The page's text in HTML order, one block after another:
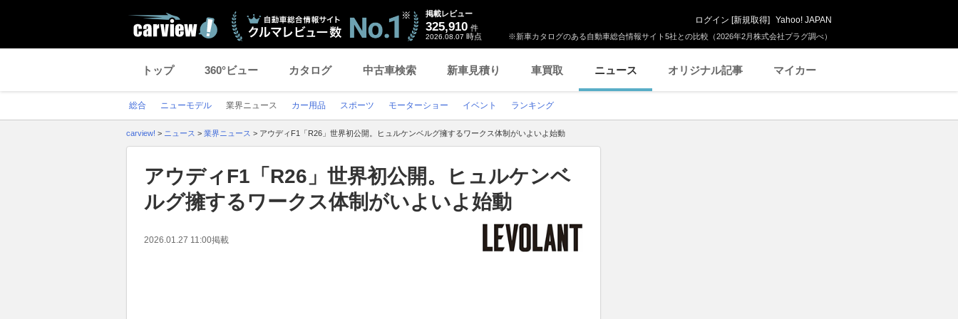
※新車カタログのある自動車総合情報サイト5社との比較（2026年2月株式会社プラグ調べ）
掲載レビュー
325,910 件
2026.08.07 時点
ログイン [新規取得] Yahoo! JAPAN
トップ 360°ビュー カタログ 中古車検索 新車見積り 車買取 ニュース オリジナル記事 マイカー
総合 ニューモデル 業界ニュース カー用品 スポーツ モーターショー イベント ランキング
carview! > ニュース > 業界ニュース > アウディF1「R26」世界初公開。ヒュルケンベルグ擁するワークス体制がいよいよ始動
アウディF1「R26」世界初公開。ヒュルケンベ
ルグ擁するワークス体制がいよいよ始動
2026.01.27 11:00掲載